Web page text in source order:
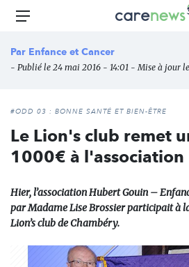
Aller
principal
Carenews,
des
l'engagement
Menu
Par Enfance et Cancer
- Publié le 24 mai 2016 - 14:01 - Mise à jour
#ODD 03 : BONNE SANTÉ ET BIEN-ÊTRE
Le Lion's club remet
1000€ à l'association
Hier, l’association Hubert Gouin –
par Madame Lise Brossier participait à
Lion’s club de Chambéry.